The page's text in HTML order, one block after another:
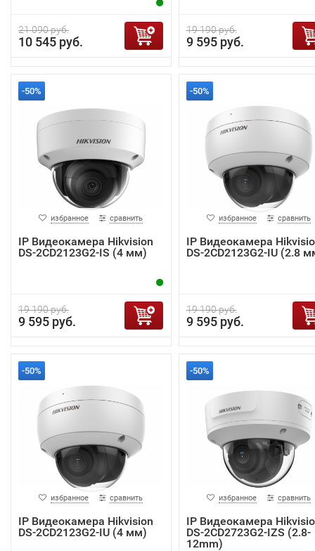
21 090 руб.
10 545 руб.
19 190 руб.
9 595 руб.
-50%
избранное сравнить
IP Видеокамера Hikvision
DS-2CD2123G2-IS (4 мм)
19 190 руб.
9 595 руб.
-50%
избранное сравнить
IP Видеокамера
DS-2CD2123G2-IU (2.8
19 190 руб.
9 595 руб.
-50%
избранное сравнить
IP Видеокамера Hikvision
DS-2CD2123G2-IU (4 мм)
-50%
избранное сравнить
IP Видеокамера
DS-2CD2723G2-IZS (2.8-
12mm)